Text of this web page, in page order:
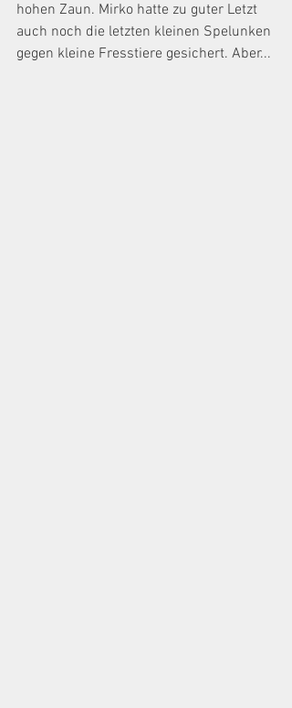
hohen Zaun. Mirko hatte zu guter Letzt
auch noch die letzten kleinen Spelunken
gegen kleine Fresstiere gesichert. Aber...